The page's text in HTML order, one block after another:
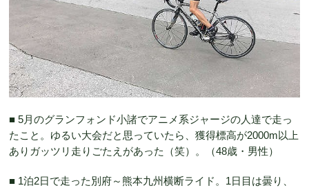
■ 5月のグランフォンド小諸でアニメ系ジャージの人達で走っ
たこと。ゆるい大会だと思っていたら、獲得標高が2000m以上
ありガッツリ走りごたえがあった（笑）。（48歳・男性）
■ 1泊2日で走った別府～熊本九州横断ライド。1日目は曇り、